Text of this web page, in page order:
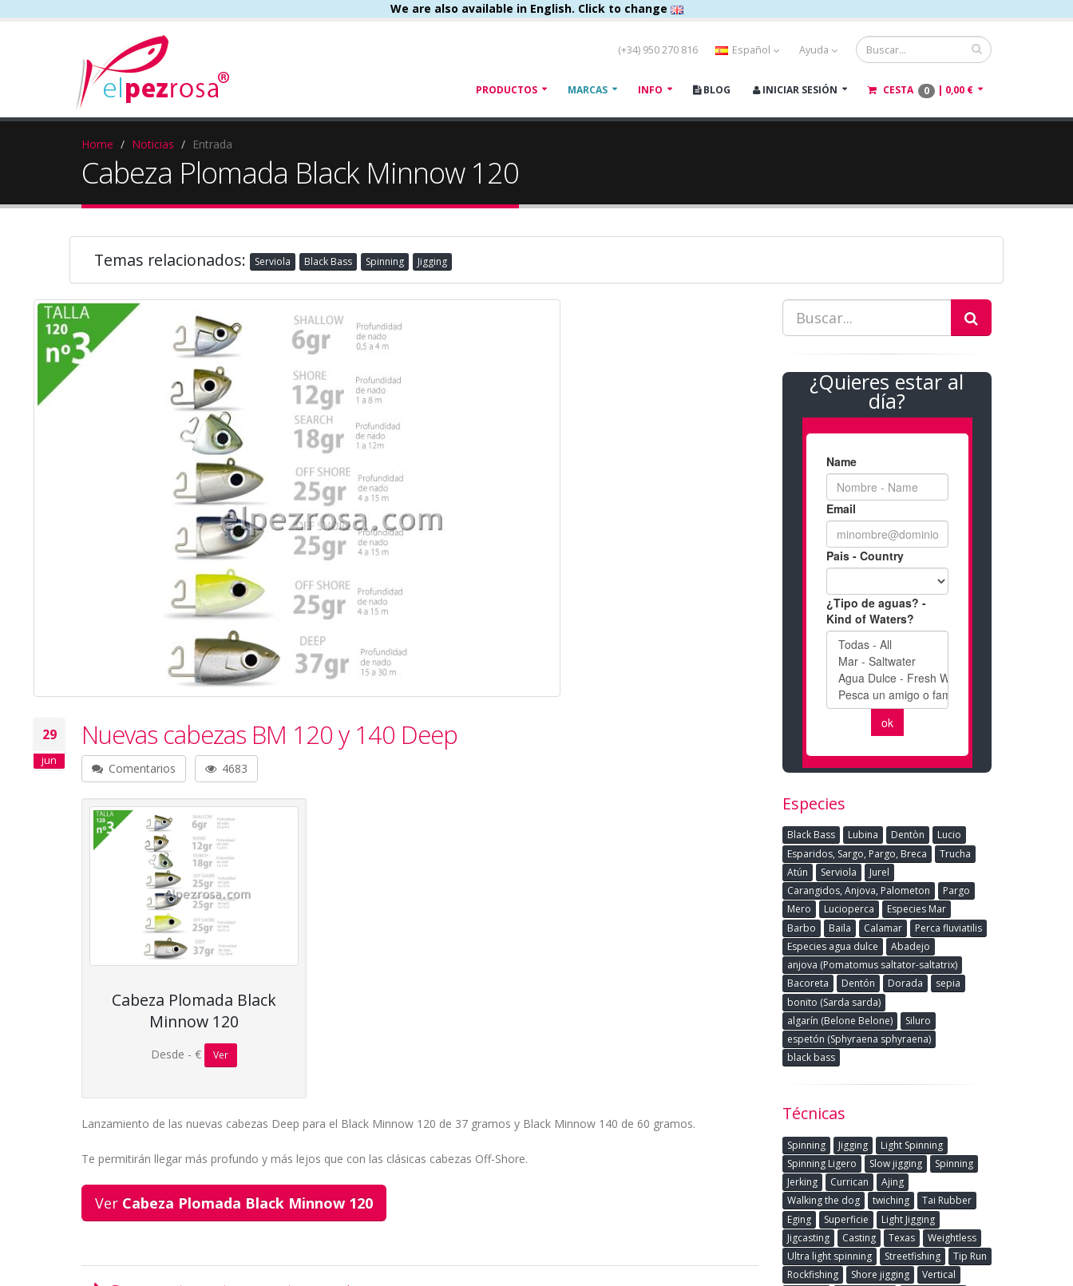
We are also available in English. Click to change
(+34) 950 270 816 Español Ayuda
PRODUCTOS MARCAS INFO BLOG INICIAR SESIÓN CESTA 0 | 0,00 €
Home Noticias Entrada
Cabeza Plomada Black Minnow 120
Temas relacionados: Serviola Black Bass Spinning Jigging
29
jun
Nuevas cabezas BM 120 y 140 Deep
Comentarios 4683
Cabeza Plomada Black
Minnow 120
Desde - € Ver
Lanzamiento de las nuevas cabezas Deep para el Black Minnow 120 de 37 gramos y Black Minnow 140 de 60 gramos.
Te permitirán llegar más profundo y más lejos que con las clásicas cabezas Off-Shore.
Ver Cabeza Plomada Black Minnow 120
¿Quieres estar al
día?
Especies
Black Bass Lubina Dentòn
Lucio
Esparidos, Sargo, Pargo, Breca
Trucha
Atún
Serviola
Jurel
Carangidos, Anjova, Palometon
Pargo
Mero
Lucioperca
Especies Mar
Barbo
Baila Calamar
Perca fluviatilis
Especies agua dulce
Abadejo
anjova (Pomatomus saltator-saltatrix)
Bacoreta
Dentón Dorada
sepia
bonito (Sarda sarda)
algarín (Belone Belone)
Siluro
espetón (Sphyraena sphyraena)
black bass
Técnicas
Spinning Jigging
Light Spinning
Spinning Ligero
Slow jigging
Spinning
Jerking
Currican
Ajing
Walking the dog
twiching
Tai Rubber
Eging
Superficie
Light Jigging
Jigcasting
Casting Texas
Weightless
Ultra light spinning
Streetfishing
Tip Run
Rockfishing
Shore jigging
Vertical